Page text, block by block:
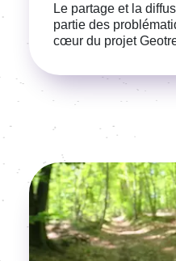
Le partage et la
partie des
cœur du projet
Voir l'article
Image